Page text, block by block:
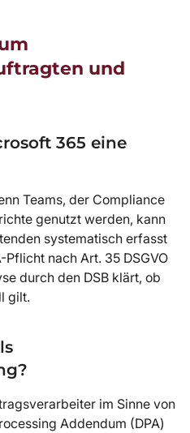
und
365 eine
Teams, der Compliance
genutzt werden, kann
systematisch erfasst
Pflicht nach Art. 35 DSGVO
durch den DSB klärt, ob
gilt.
im Sinne von
Addendum (DPA)